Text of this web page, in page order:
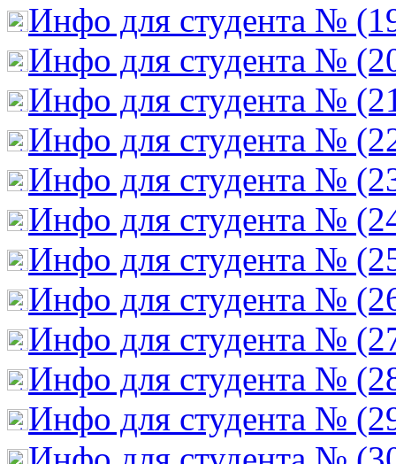
Инфо для студента №
Инфо для студента №
Инфо для студента №
Инфо для студента №
Инфо для студента №
Инфо для студента №
Инфо для студента №
Инфо для студента №
Инфо для студента №
Инфо для студента №
Инфо для студента №